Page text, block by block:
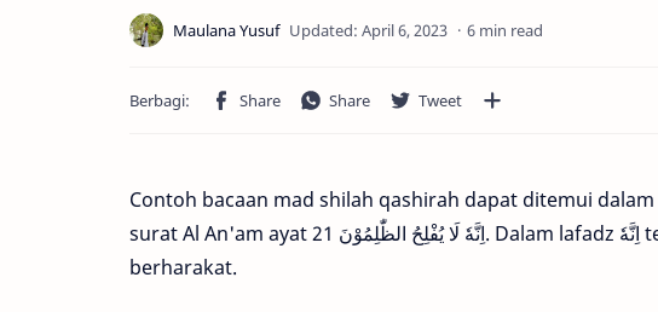
6 min read
Contoh bacaan mad shilah qashirah dapat ditemui
surat Al An'am ayat 21 اِنَّهٗ لَا يُفْلِحُ الظّٰلِمُوْنَ. Dalam lafadz اِنَّهٗ terdapat ha dhomir yang jatuh setelah huruf
berharakat.